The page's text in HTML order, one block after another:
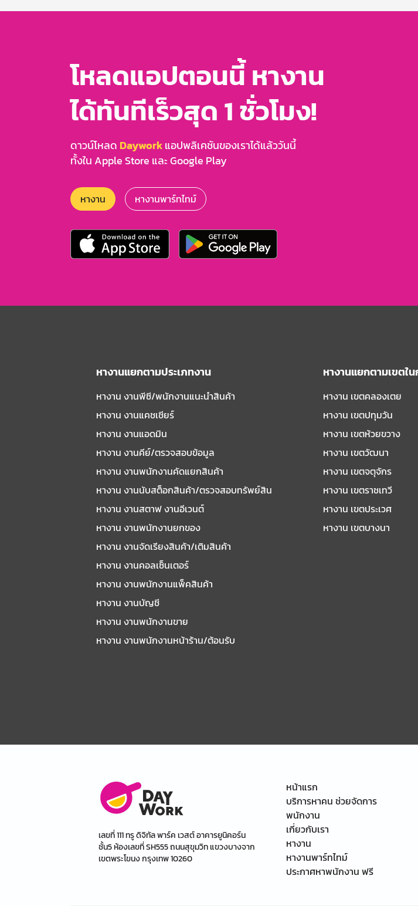
โหลดแอปตอนนี้ หางาน
ได้ทันทีเร็วสุด 1 ชั่วโมง!
ดาวน์โหลด Dayworkแอปพลิเคชันของเราได้แล้ววันนี้
ทั้งใน Apple Store และ Google Play
หางาน หางานพาร์ทไทม์
หางานแยกตามประเภทงาน
หางาน งานพีซี/พนักงานแนะนําสินค้า
หางาน งานแคชเชียร์
หางาน งานแอดมิน
หางาน งานคีย์/ตรวจสอบข้อมูล
หางาน งานพนักงานคัดแยกสินค้า
หางาน งานนับสต็อกสินค้า/ตรวจสอบทรัพย์สิน
หางาน งานสตาฟ งานอีเวนต์
หางาน งานพนักงานยกของ
หางาน งานจัดเรียงสินค้า/เติมสินค้า
หางาน งานคอลเซ็นเตอร์
หางาน งานพนักงานแพ็คสินค้า
หางาน งานบัญชี
หางาน งานพนักงานขาย
หางาน งานพนักงานหน้าร้าน/ต้อนรับ
หางานแยกตามเขตใ
หางาน เขตคลองเตย
หางาน เขตปทุมวัน
หางาน เขตห้วยขวาง
หางาน เขตวัฒนา
หางาน เขตจตุจักร
หางาน เขตราชเทวี
หางาน เขตประเวศ
หางาน เขตบางนา
เลขที่ 111 ทรู ดิจิทัล พาร์ค เวสต์ อาคารยูนิคอร์น
ชั้น5 ห้องเลขที่ SH555 ถนนสุขุมวิท แขวงบางจาก
เขตพระโขนง กรุงเทพ 10260
หน้าแรก
บริการหาคน ช่วยจัดการ
พนักงาน
เกี่ยวกับเรา
หางาน
หางานพาร์ทไทม์
ประกาศหาพนักงาน ฟรี